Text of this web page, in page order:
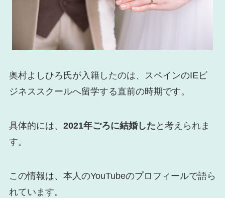
奥村よしひろ氏が入籍したのは、スペインのIEビ
ジネススクールへ留学する直前の時期です。
具体的には、 2021年ごろに結婚した と考えられま
す。
この情報は、本人のYouTubeのプロフィールで語ら
れています。